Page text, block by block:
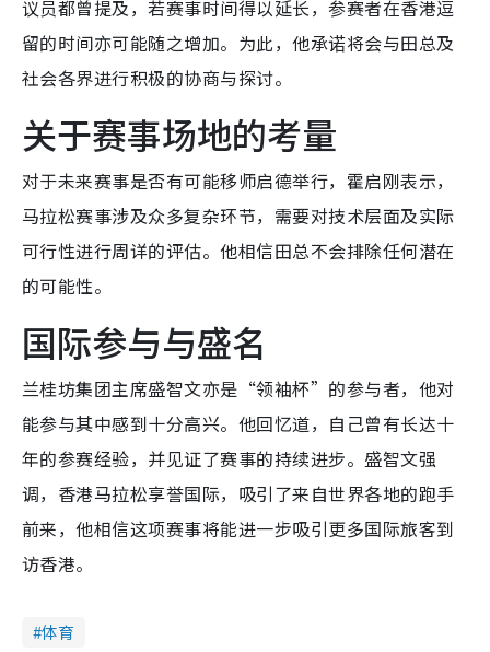
议员都曾提及，若赛事时间得以延长，参赛者在香港逗
留的时间亦可能随之增加。为此，他承诺将会与田总及
社会各界进行积极的协商与探讨。
关于赛事场地的考量
对于未来赛事是否有可能移师启德举行，霍启刚表示，
马拉松赛事涉及众多复杂环节，需要对技术层面及实际
可行性进行周详的评估。他相信田总不会排除任何潜在
的可能性。
国际参与与盛名
兰桂坊集团主席盛智文亦是“领袖杯”的参与者，他对
能参与其中感到十分高兴。他回忆道，自己曾有长达十
年的参赛经验，并见证了赛事的持续进步。盛智文强
调，香港马拉松享誉国际，吸引了来自世界各地的跑手
前来，他相信这项赛事将能进一步吸引更多国际旅客到
访香港。
体育